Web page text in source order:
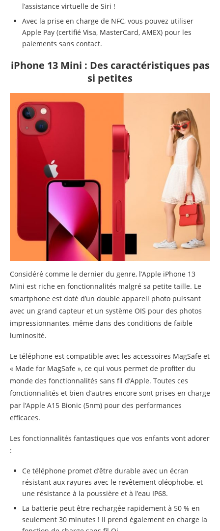
l’assistance virtuelle de Siri !
Avec la prise en charge de NFC, vous pouvez utiliser
Apple Pay (certifié Visa, MasterCard, AMEX) pour les
paiements sans contact.
iPhone 13 Mini : Des caractéristiques pas
si petites
Considéré comme le dernier du genre, l’Apple iPhone 13
Mini est riche en fonctionnalités malgré sa petite taille. Le
smartphone est doté d’un double appareil photo puissant
avec un grand capteur et un système OIS pour des photos
impressionnantes, même dans des conditions de faible
luminosité.
Le téléphone est compatible avec les accessoires MagSafe et
« Made for MagSafe », ce qui vous permet de profiter du
monde des fonctionnalités sans fil d’Apple. Toutes ces
fonctionnalités et bien d’autres encore sont prises en charge
par l’Apple A15 Bionic (5nm) pour des performances
efficaces.
Les fonctionnalités fantastiques que vos enfants vont adorer
:
Ce téléphone promet d’être durable avec un écran
résistant aux rayures avec le revêtement oléophobe, et
une résistance à la poussière et à l’eau IP68.
La batterie peut être rechargée rapidement à 50 % en
seulement 30 minutes ! Il prend également en charge la